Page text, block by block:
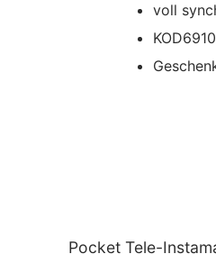
voll
KOD6910
Pocket Tele-